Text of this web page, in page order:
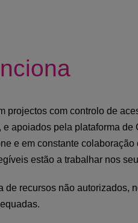
projectos com controlo de
e apoiados pela plataforma
e em constante
estão a trabalhar nos
de recursos não autorizados,